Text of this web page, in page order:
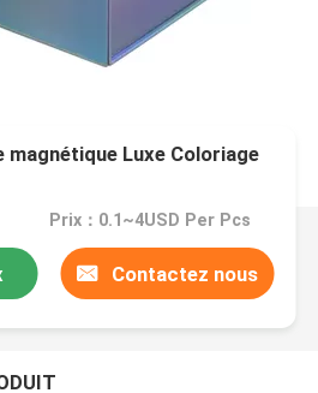
magnétique Luxe Coloriage
Prix：0.1~4USD Per Pcs
Contactez nous